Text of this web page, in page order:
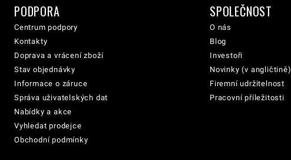
PODPORA
Centrum podpory
Kontakty
Doprava a vrácení zboží
Stav objednávky
Informace o záruce
Správa uživatelských dat
Nabídky a akce
Vyhledat prodejce
Obchodní podmínky
SPOLEČNOST
O nás
Blog
Investoři
Novinky (v angličtině)
Firemní udržitelnost
Pracovní příležitosti